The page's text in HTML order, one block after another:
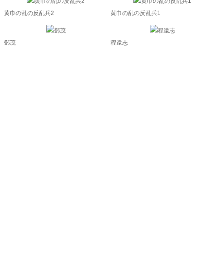
黄巾の乱の反乱兵2 黄巾の乱の反乱兵1
鄧茂 程遠志